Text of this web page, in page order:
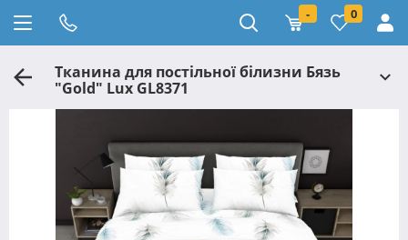
- 0
Тканина для постільної білизни Бязь
"Gold" Lux GL8371